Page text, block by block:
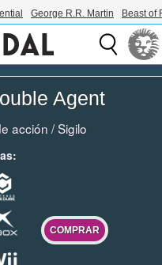
George R.R. Martin Beast of
Agent
acción /Sigilo
COMPRAR